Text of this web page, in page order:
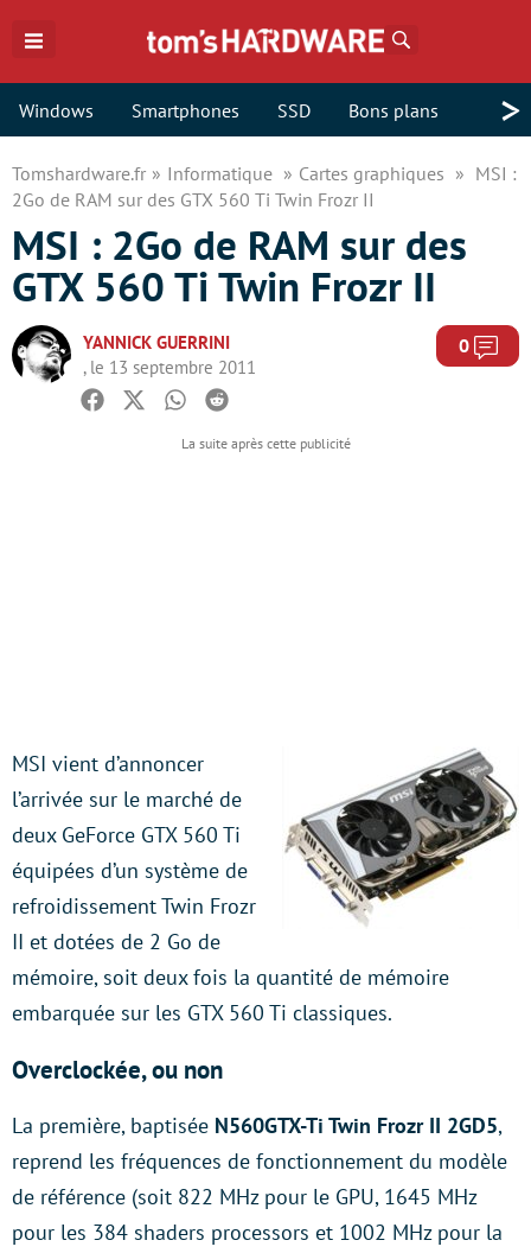
Windows Smartphones SSD Bons plans >
Tomshardware.fr Informatique Cartes graphiques
MSI :
2Go de RAM sur des GTX 560 Ti Twin Frozr II
MSI : 2Go de RAM sur des
GTX 560 Ti Twin Frozr II
YANNICK GUERRINI
, le 13 septembre 2011
0
Facebook
TwitterWhatsapp
Reddit
MSI vient d’annoncer
l’arrivée sur le marché de
deux GeForce GTX 560 Ti
équipées d’un système de
refroidissement Twin Frozr
II et dotées de 2 Go de
mémoire, soit deux fois la quantité de mémoire
embarquée sur les GTX 560 Ti classiques.
Overclockée, ou non
La première, baptisée N560GTX-Ti Twin Frozr II 2GD5,
reprend les fréquences de fonctionnement du modèle
de référence (soit 822 MHz pour le GPU, 1645 MHz
pour les 384 shaders processors et 1002 MHz pour la